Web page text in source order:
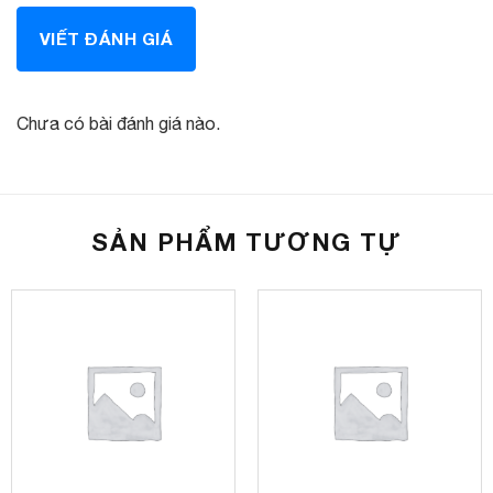
CC3L 360 tích hợp camera 360 độ, quan sát toàn cảnh
Màn hình TEYES CC3L 360 được tích hợp sẳn phần mềm
VietMap Live giúp cảnh báo giao thông, cập nhật biển báo
cảnh báo theo dạng bong bóng thông minh ngay trên màn
hình. Bạn không cần rời mắt khỏi màn hình chính mà vẫn
VIẾT ĐÁNH GIÁ
Chưa có bài đánh giá nào.
SẢN PHẨM TƯƠNG TỰ